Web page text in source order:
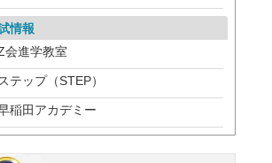
情報
会進学教室
テップ（STEP）
稲田アカデミー